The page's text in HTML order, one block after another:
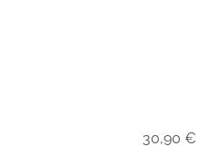
30,90 €